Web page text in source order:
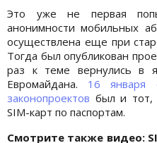
Это уже не первая
анонимности мобильных
осуществлена еще при
Тогда был опубликован
раз к теме вернулись в
Евромайдана. 16 января
законопроектов был и тот,
SIM-карт по паспортам.
Смотрите также видео: